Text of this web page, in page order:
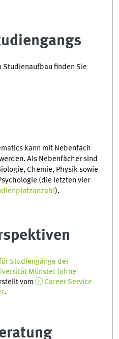
Studienaufbau finden Sie
kann mit Nebenfach
Als Nebenfächer sind
Chemie, Physik sowie
(die letzten vier
).
Studiengänge der
Münster (ohne
vom
Career Service
.